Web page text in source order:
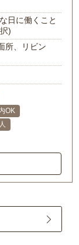
日に働くこと
)
所、リビン
OK